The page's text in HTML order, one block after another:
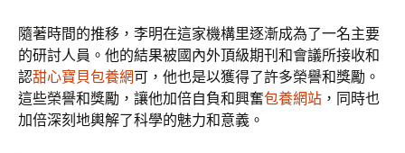
隨著時間的推移，李明在這家機構里逐漸成為了一名主要
的研討人員。他的結果被國內外頂級期刊和會議所接收和
認甜心寶貝包養網可，他也是以獲得了許多榮譽和獎勵。
這些榮譽和獎勵，讓他加倍自負和興奮包養網站 ，同時也
加倍深刻地輿解了科學的魅力和意義。